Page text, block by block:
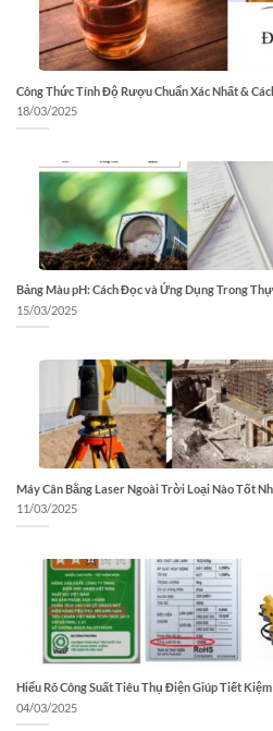
Công Thức Tính Độ Rượu Chuẩn Xác Nhất &
18/03/2025
Bảng Màu pH: Cách Đọc và Ứng Dụng Trong
15/03/2025
Máy Cân Bằng Laser Ngoài Trời Loại Nào Tốt
11/03/2025
Hiểu Rõ Công Suất Tiêu Thụ Điện Giúp Tiết
04/03/2025